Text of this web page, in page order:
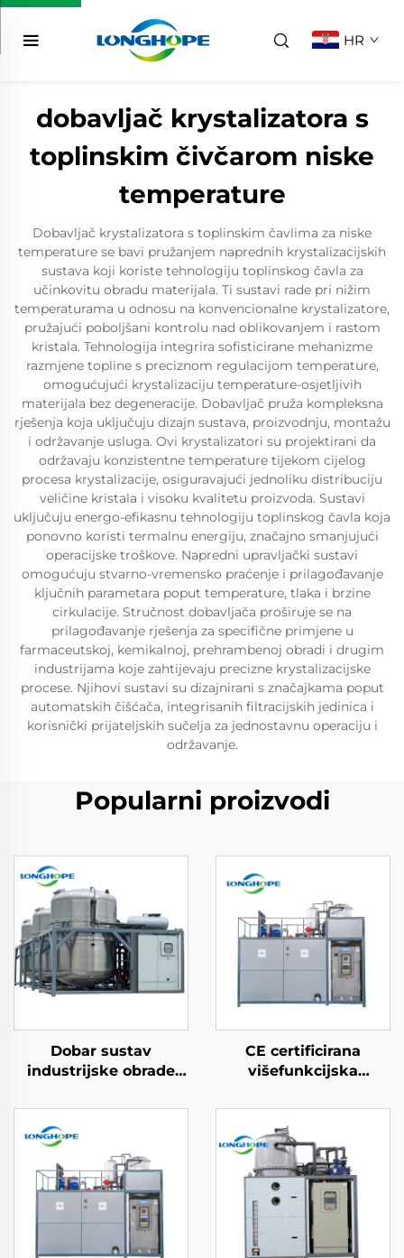
HR
dobavljač krystalizatora s
toplinskim čivčarom niske
temperature
Dobavljač krystalizatora s toplinskim čavlima za niske
temperature se bavi pružanjem naprednih krystalizacijskih
sustava koji koriste tehnologiju toplinskog čavla za
učinkovitu obradu materijala. Ti sustavi rade pri nižim
temperaturama u odnosu na konvencionalne krystalizatore,
pružajući poboljšani kontrolu nad oblikovanjem i rastom
kristala. Tehnologija integrira sofisticirane mehanizme
razmjene topline s preciznom regulacijom temperature,
omogućujući krystalizaciju temperature-osjetljivih
materijala bez degeneracije. Dobavljač pruža kompleksna
rješenja koja uključuju dizajn sustava, proizvodnju, montažu
i održavanje usluga. Ovi krystalizatori su projektirani da
održavaju konzistentne temperature tijekom cijelog
procesa krystalizacije, osiguravajući jednoliku distribuciju
veličine kristala i visoku kvalitetu proizvoda. Sustavi
uključuju energo-efikasnu tehnologiju toplinskog čavla koja
ponovno koristi termalnu energiju, značajno smanjujući
operacijske troškove. Napredni upravljački sustavi
omogućuju stvarno-vremensko praćenje i prilagođavanje
ključnih parametara poput temperature, tlaka i brzine
cirkulacije. Stručnost dobavljača proširuje se na
prilagođavanje rješenja za specifične primjene u
farmaceutskoj, kemikalnoj, prehrambenoj obradi i drugim
industrijama koje zahtijevaju precizne krystalizacijske
procese. Njihovi sustavi su dizajnirani s značajkama poput
automatskih čišćača, integrisanih filtracijskih jedinica i
korisnički prijateljskih sučelja za jednostavnu operaciju i
održavanje.
Popularni proizvodi
Dobar sustav
industrijske obrade
za vakuum ZLD
koncentraciju
recikliranje otpadnih
voda
CE certificirana
višefunkcijska
pumpe vakuum
ekstraktora
koncentratora
kristalizatora